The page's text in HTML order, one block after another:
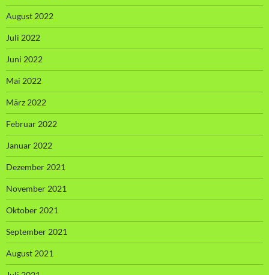
August 2022
Juli 2022
Juni 2022
Mai 2022
März 2022
Februar 2022
Januar 2022
Dezember 2021
November 2021
Oktober 2021
September 2021
August 2021